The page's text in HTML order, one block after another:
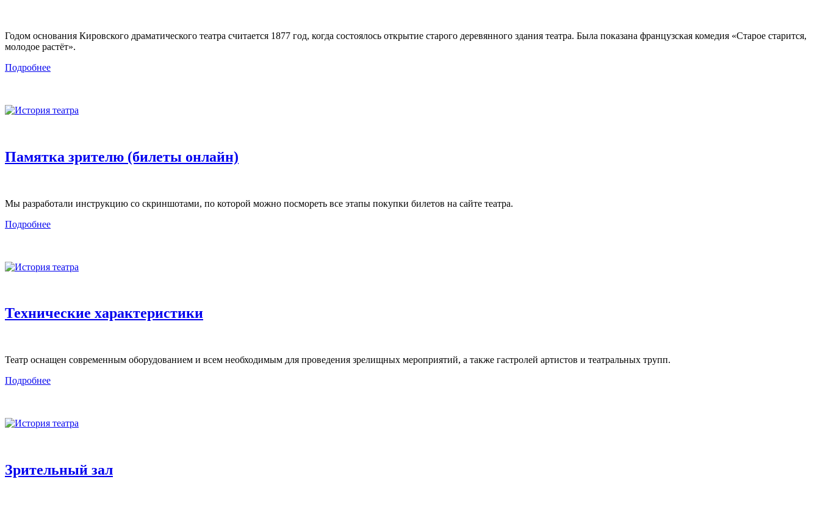
Годом основания Кировского драматического театра считается 1877 год, когда состоялось открытие старого деревянного здания театра. Была показана французская комедия «Старое старится,
молодое растёт».
Подробнее
Памятка зрителю (билеты онлайн)
Мы разработали инструкцию со скриншотами, по которой можно посмореть все этапы покупки билетов на сайте театра.
Подробнее
Технические характеристики
Театр оснащен современным оборудованием и всем необходимым для проведения зрелищных мероприятий, а также гастролей артистов и театральных трупп.
Подробнее
Зрительный зал